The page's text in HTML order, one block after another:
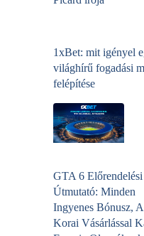
1xBet: mit igényel
világhírű fogadási
felépítése
GTA 6 Előrendelési
Útmutató: Minden
Ingyenes Bónusz,
Korai Vásárlással